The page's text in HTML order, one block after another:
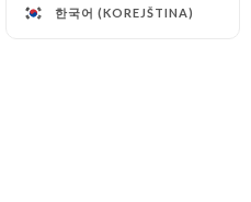
한국어 (KOREJŠTINA)
한국어 (KOREJŠTINA)